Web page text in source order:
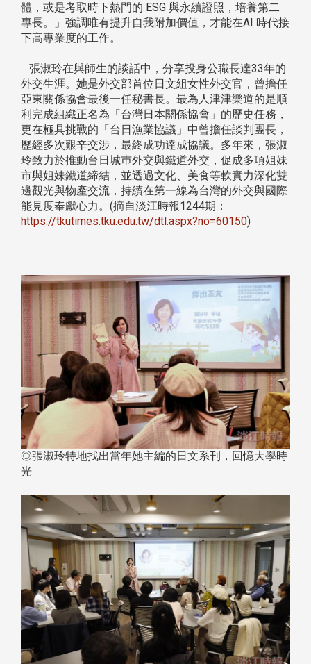
體，或是考取時下熱門的 ESG 與永續證照，培養第二
專長。」強調唯有提升自我附加價值，才能在AI 時代接
下高專業度的工作。
張淑玲在與師生的談話中，分享投身公職長達33年的
外交生涯。她是外交部首位日文組女性外交官，曾擔任
亞東關係協會最後一任秘書長。最為人津津樂道的是順
利完成組織正名為「台灣日本關係協會」的歷史任務，
更在極具挑戰的「台日漁業協議」中曾擔任談判團長，
歷經多次艱辛交涉，最終成功達成協議。多年來，張淑
玲致力於推動台日城巿外交與鐵道外交，促成多項姐妹
市與姐妹鐵道締結，並透過文化、美食等軟實力深化雙
邊觀光與物產交流，持續在第一線為台灣的外交與國際
能見度奉獻心力。(摘自淡江時報1244期：
https://tkutimes.tku.edu.tw/dtl.aspx?no=60150)
◎張淑玲特地找出當年她主編的日文系刊，回憶大學時
光